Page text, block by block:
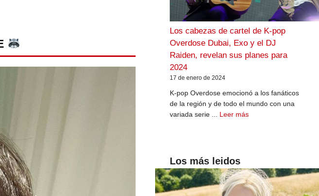
Los cabezas de cartel de K-pop
Overdose Dubai, Exo y el DJ
Raiden, revelan sus planes para
2024
17 de enero de 2024
K-pop Overdose emocionó a los fanáticos
de la región y de todo el mundo con una
variada serie ... Leer más
Los más leidos